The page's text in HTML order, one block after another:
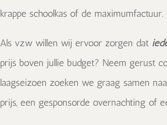
krappe schoolkas of de maximumfactuur.
Als vzw willen wij ervoor zorgen dat
prijs boven jullie budget? Neem gerust
laagseizoen zoeken we graag samen
prijs, een gesponsorde overnachting of